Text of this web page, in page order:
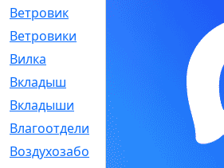
Ветровик
Ветровики
Вилка
Вкладыш
Вкладыши
Влагоотделитель
Воздухозаборник